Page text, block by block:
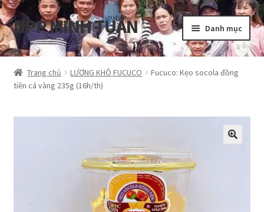
Đi
đến
Điều
hướng
Chuyển
đến
nội
dung
NPP MINH TUẤN Danh mục
Tổng quan
Blog
Cart
Trang chủ LƯƠNG KHÔ FUCUCO
Fucuco: Kẹo socola đồng
tiền cá vàng 235g (16h/th)